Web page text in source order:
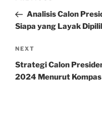
PostAnalisis Calon
Siapa yang Layak
Next
Post
NEXT
Strategi Calon
2024 Menurut Kompas